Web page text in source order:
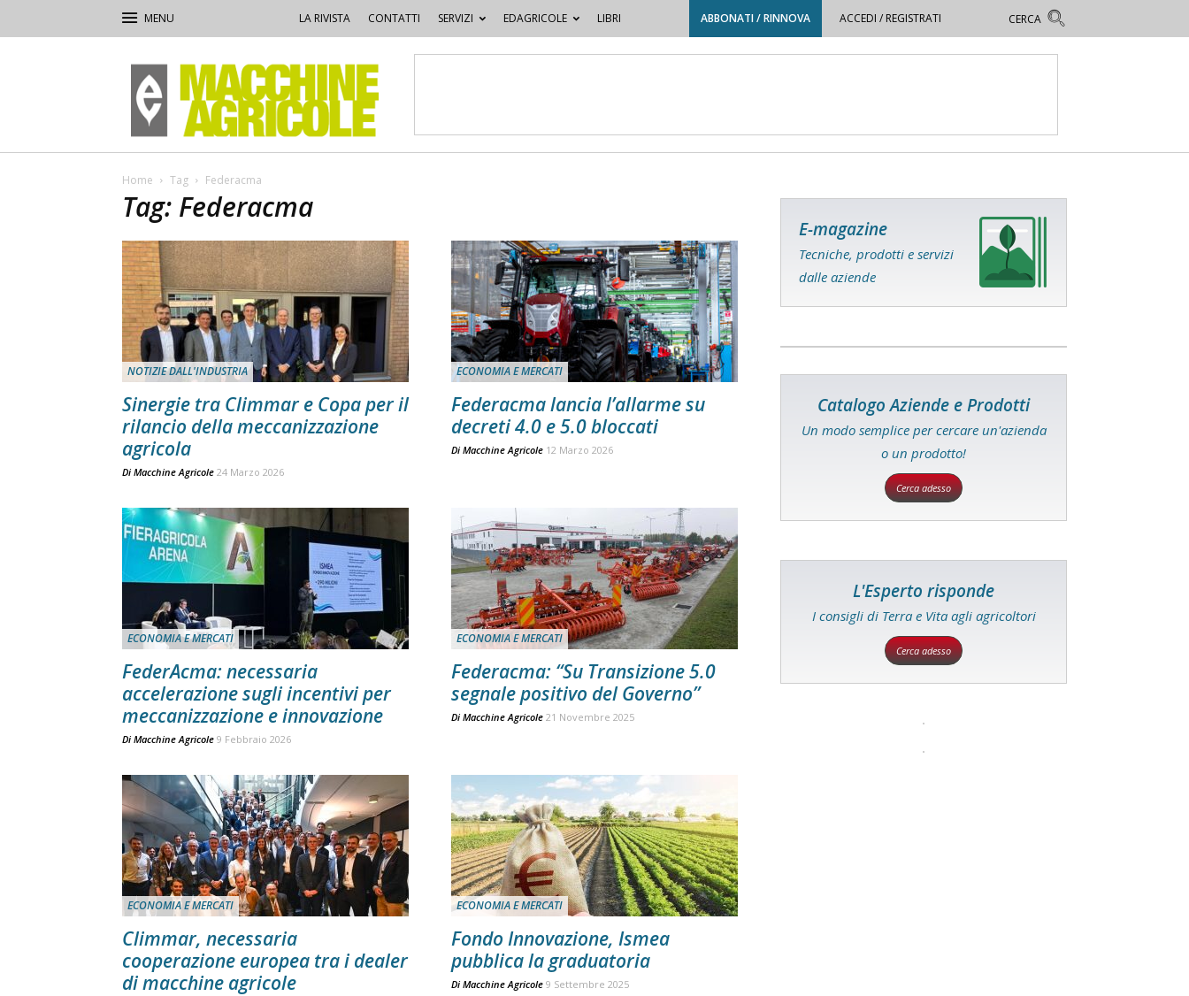
LA RIVISTA CONTATTI SERVIZI EDAGRICOLE LIBRI ABBONATI / RINNOVA ACCEDI / REGISTRATI
Macchine
Agricole
Home Tag Federacma
Tag: Federacma
NOTIZIE DALL'INDUSTRIA
Sinergie tra Climmar e Copa per il
rilancio della meccanizzazione
agricola
Di Macchine Agricole 24 Marzo 2026
ECONOMIA E MERCATI
Federacma lancia l’allarme su
decreti 4.0 e 5.0 bloccati
Di Macchine Agricole 12 Marzo 2026
ECONOMIA E MERCATI
FederAcma: necessaria
accelerazione sugli incentivi per
meccanizzazione e innovazione
Di Macchine Agricole 9 Febbraio 2026
ECONOMIA E MERCATI
Federacma: “Su Transizione 5.0
segnale positivo del Governo”
Di Macchine Agricole 21 Novembre 2025
ECONOMIA E MERCATI
Climmar, necessaria
cooperazione europea tra i dealer
di macchine agricole
ECONOMIA E MERCATI
Fondo Innovazione, Ismea
pubblica la graduatoria
Di Macchine Agricole 9 Settembre 2025
E-magazine
Tecniche, prodotti e servizi
dalle aziende
Catalogo Aziende e Prodotti
Un modo semplice per cercare un'azienda
o un prodotto!
Cerca adesso
L'Esperto risponde
I consigli di Terra e Vita agli agricoltori
Cerca adesso